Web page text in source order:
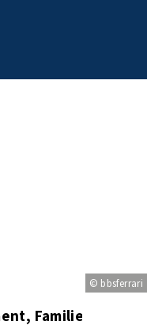
© bbsferrari